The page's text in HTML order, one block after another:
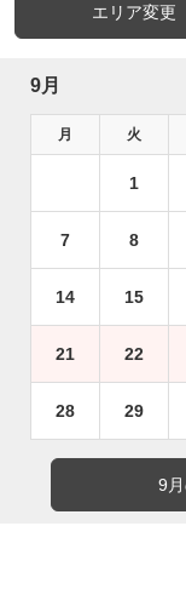
エリア変更
9月
月 火
1
7 8
14 15
21 22
28 29
9